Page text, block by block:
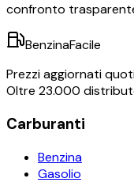
confronto
BenzinaFacile
Prezzi aggiornati
Oltre 23.000
Carburanti
Benzina
Gasolio